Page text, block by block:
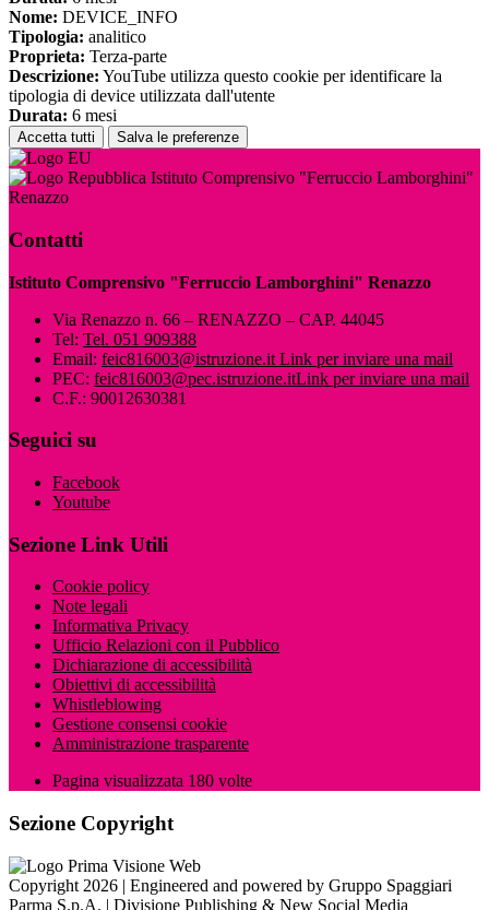
Nome: DEVICE_INFO
Tipologia: analitico
Proprieta: Terza-parte
Descrizione: YouTube utilizza questo cookie per identificare la
tipologia di device utilizzata dall'utente
Durata: 6 mesi
Accetta tutti Salva le preferenze
Istituto Comprensivo "Ferruccio Lamborghini"
Renazzo
Contatti
Istituto Comprensivo "Ferruccio Lamborghini" Renazzo
Via Renazzo n. 66 – RENAZZO – CAP. 44045
Tel: Tel. 051 909388
Email: feic816003@istruzione.it Link per inviare una mail
PEC: feic816003@pec.istruzione.itLink per inviare una mail
C.F.: 90012630381
Seguici su
Facebook
Youtube
Sezione Link Utili
Cookie policy
Note legali
Informativa Privacy
Ufficio Relazioni con il Pubblico
Dichiarazione di accessibilità
Obiettivi di accessibilità
Whistleblowing
Gestione consensi cookie
Amministrazione trasparente
Pagina visualizzata 180 volte
Sezione Copyright
Copyright 2026 | Engineered and powered by Gruppo Spaggiari
Parma S.p.A. | Divisione Publishing & New Social Media